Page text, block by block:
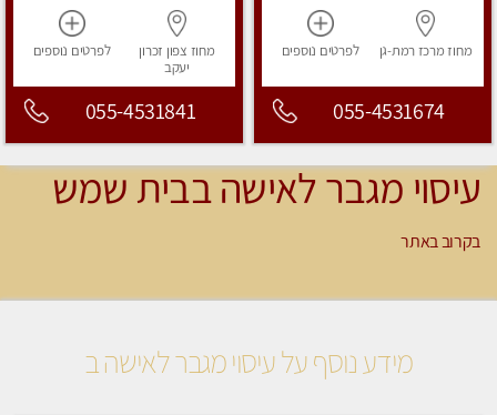
מחוז מרכז רמת-גן לפרטים נוספים
055-4531674
מחוז צפון זכרון
יעקב
לפרטים נוספים
055-4531841
עיסוי מגבר לאישה בבית שמש
בקרוב באתר
מידע נוסף על עיסוי מגבר לאישה ב